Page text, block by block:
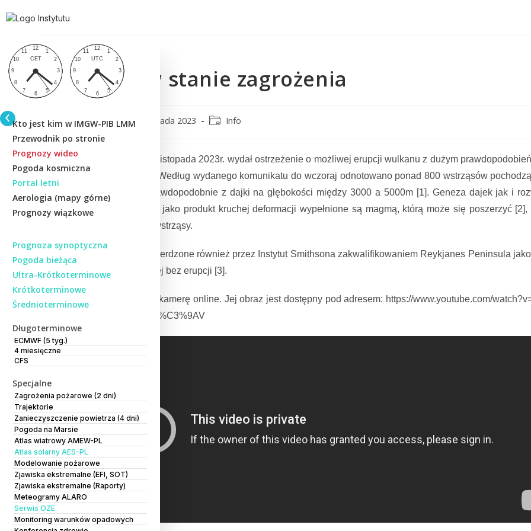
Kto jest kim w IMGW-PIB LMM
Przewodnik po stronie
Prognozy wideo
Pogoda kosmiczna
Portal letni
Aerologia (mapy górne)
Prognozy wiązkowe
Prognoza synoptyczna
Pogoda bieżąca
Ultra-Krótkoterminowe
Krótkoterminowe
Średnioterminowe
Długoterminowe
ECMWF (5 tyg.)
4 miesięczne
CFS
Specjalne
Zagrożenia pożarowe (2 dni)
Trajektorie
Zanieczyszczenie powietrza (4 dni)
Pogoda na Marsie
Atlas wiatrowy AMEW-PL
Atlas solarny AES-PL
Modelowanie pożarowe
Zjawiska ekstremalne (EFI, SOT)
Zjawiska ekstremalne (Raporty)
Meteogramy ALARO
Serwis OZE
Monitoring warunków opadowych
Islandia w stanie zagrożenia
CMM 16 listopada 2023 Info
Icelandic Met Office 15 listopada 2023r. wydał ostrzeżenie o możliwej erupcji wulkanu z dużym
w najbliższych dniach. Według wydanego komunikatu do wczoraj odnotowano ponad 800 wstrząsów
systemu Sundhnúk, prawdopodobnie z dajki na głębokości między 3000 a 5000m [1]. Geneza dajek jak i
ściśle powiązane, gdyż jako produkt kruchej deformacji wypełnione są magmą, którą może się poszerzyć [2],
sprzyjają odnotowane wstrząsy.
Zdarzenie zostało potwierdzone również przez Instytut Smithsona zakwalifikowaniem Reykjanes Peninsula
aktywności wulkanicznej bez erupcji [3].
Serwis RUV uruchomił kamerę online. Jej obraz jest dostępny pod adresem: https://www.youtube.com/
1RIIgM&ab_channel=R%C3%9AV